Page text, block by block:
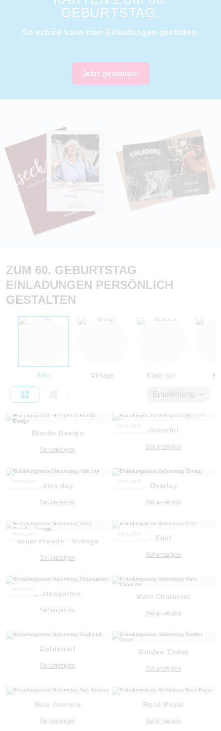
GEBURTSTAG.
So schick kann man Einladungen gestalten.
Jetzt gestalten!
ZUM 60. GEBURTSTAG
EINLADUNGEN PERSÖNLICH
GESTALTEN
Alle Vintage Klassisch
Empfehlung
Blanko Design
Set anzeigen
Graceful
Set anzeigen
Nice day
Set anzeigen
Overlay
Set anzeigen
Voller Freude · Vintage
Set anzeigen
Edel
Set anzeigen
Blütengarten
Set anzeigen
Main Character
Set anzeigen
Goldstreif
Set anzeigen
Golden Ticket
Set anzeigen
New Journey
Set anzeigen
Rosé Royal
Set anzeigen